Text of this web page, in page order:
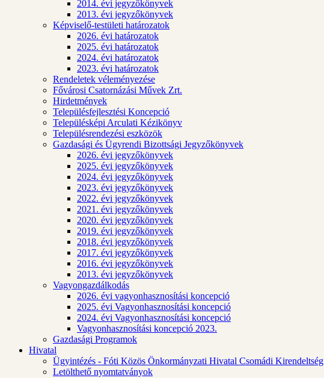
2014. évi jegyzőkönyvek
2013. évi jegyzőkönyvek
Képviselő-testületi határozatok
2026. évi határozatok
2025. évi határozatok
2024. évi határozatok
2023. évi határozatok
Rendeletek véleményezése
Fővárosi Csatornázási Művek Zrt.
Hirdetmények
Településfejlesztési Koncepció
Településképi Arculati Kézikönyv
Településrendezési eszközök
Gazdasági és Ügyrendi Bizottsági Jegyzőkönyvek
2026. évi jegyzőkönyvek
2025. évi jegyzőkönyvek
2024. évi jegyzőkönyvek
2023. évi jegyzőkönyvek
2022. évi jegyzőkönyvek
2021. évi jegyzőkönyvek
2020. évi jegyzőkönyvek
2019. évi jegyzőkönyvek
2018. évi jegyzőkönyvek
2017. évi jegyzőkönyvek
2016. évi jegyzőkönyvek
2013. évi jegyzőkönyvek
Vagyongazdálkodás
2026. évi vagyonhasznosítási koncepció
2025. évi Vagyonhasznosítási koncepció
2024. évi Vagyonhasznosítási koncepció
Vagyonhasznosítási koncepció 2023.
Gazdasági Programok
Hivatal
Ügyintézés - Fóti Közös Önkormányzati Hivatal Csomádi Kirendeltség
Letölthető nyomtatványok